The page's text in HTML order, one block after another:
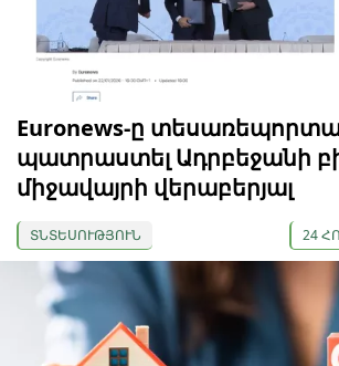
Euronews-ը
պատրաստել Ադրբեջանի
միջավայրի վերաբերյալ
ՏՆՏԵՍՈՒԹՅՈՒՆ 24